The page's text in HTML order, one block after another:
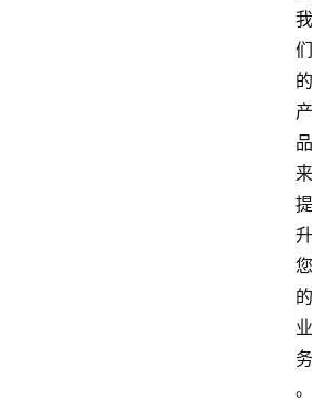
我
们
的
产
品
来
提
升
您
的
业
务
。